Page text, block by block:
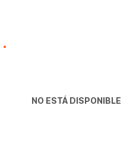
NO ESTÁ DISPONIBLE